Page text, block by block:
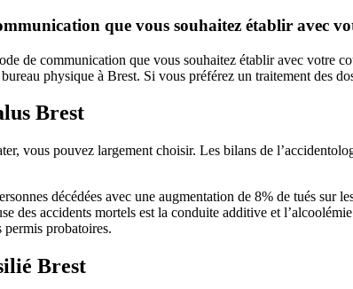
que vous souhaitez établir avec
de communication que vous souhaitez établir avec votre
physique à Brest. Si vous préférez un traitement des
Brest
vous pouvez largement choisir. Les bilans de
décédées avec une augmentation de 8% de tués sur
des accidents mortels est la conduite additive et
probatoires.
Brest